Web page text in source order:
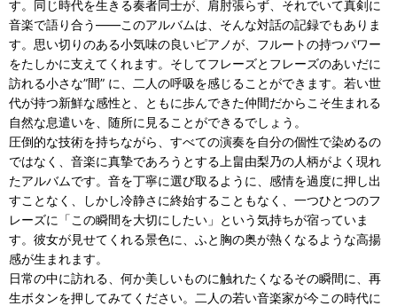
す。同じ時代を生きる奏者同士が、肩肘張らず、それでいて真剣に
音楽で語り合う――このアルバムは、そんな対話の記録でもありま
す。思い切りのある小気味の良いピアノが、フルートの持つパワー
をたしかに支えてくれます。そしてフレーズとフレーズのあいだに
訪れる小さな”間” に、二人の呼吸を感じることができます。若い世
代が持つ新鮮な感性と、ともに歩んできた仲間だからこそ生まれる
自然な息遣いを、随所に見ることができるでしょう。
圧倒的な技術を持ちながら、すべての演奏を自分の個性で染めるの
ではなく、音楽に真摯であろうとする上畠由梨乃の人柄がよく現れ
たアルバムです。音を丁寧に選び取るように、感情を過度に押し出
すことなく、しかし冷静さに終始することもなく、一つひとつのフ
レーズに「この瞬間を大切にしたい」という気持ちが宿っていま
す。彼女が見せてくれる景色に、ふと胸の奥が熱くなるような高揚
感が生まれます。
日常の中に訪れる、何か美しいものに触れたくなるその瞬間に、再
生ボタンを押してみてください。二人の若い音楽家が今この時代に